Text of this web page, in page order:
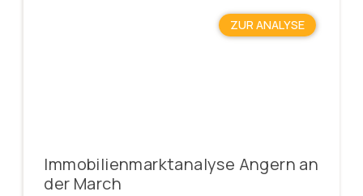
ZUR ANALYSE
Immobilienmarktanalyse Angern an
der March